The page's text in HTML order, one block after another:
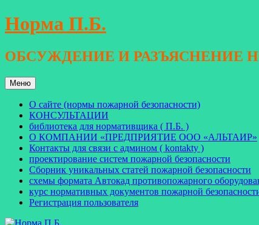
Перейти
к
Норма П.Б.
ОБСУЖДЕНИЕ И РАЗЪЯСНЕНИЕ
Меню
О сайте (нормы пожарной безопасности)
КОНСУЛЬТАЦИИ
библиотека для нормативщика ( П.Б. )
О КОМПАНИИ «ПРЕДПРИЯТИЕ ООО «АЛЬТАИР»
Контакты для связи с админом ( kontakty )
проектирование систем пожарной безопасности
Сборник уникальных статей пожарной безопасности
схемы формата Автокад противопожарного
курс нормативных документов пожарной
Регистрация пользователя